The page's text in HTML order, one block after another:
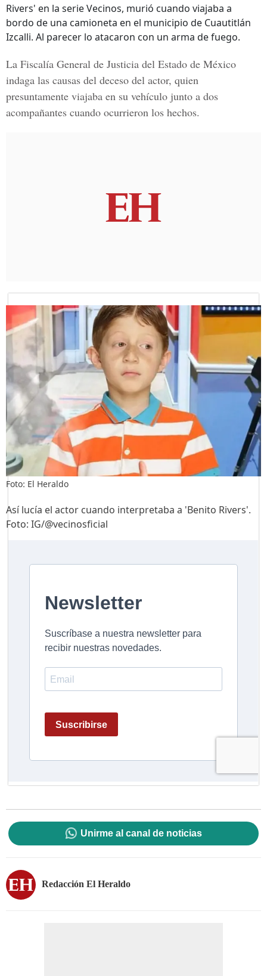
Rivers' en la serie Vecinos, murió cuando viajaba a
bordo de una camioneta en el municipio de Cuautitlán
Izcalli. Al parecer lo atacaron con un arma de fuego.
La Fiscalía General de Justicia del Estado de México
indaga las causas del deceso del actor, quien
presuntamente viajaba en su vehículo junto a dos
acompañantes cuando ocurrieron los hechos.
Foto: El Heraldo
Así lucía el actor cuando interpretaba a 'Benito Rivers'.
Foto: IG/@vecinosficial
Unirme al canal de noticias
Redacción El Heraldo